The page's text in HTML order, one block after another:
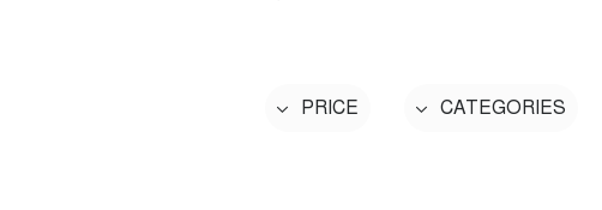
CATEGORIES
PRICE